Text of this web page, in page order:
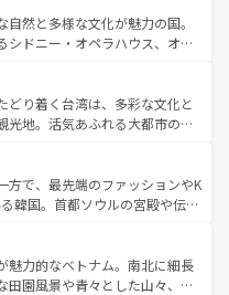
かな歴史を感じることができ
ップや列車の旅も、アメリカ
ンに輝く海をはじめ、豊かな
。「アロハスピリット」と呼ば
ドやハワイアンミュージッ
ど、すべてがハワイの魅力を彩
い発見と感動が待っているハ
然と多様な文化が魅力の国。
シドニー・オペラハウス、オー
びえるウルル（エアーズロッ
原生林やケアンズの熱帯雨林な
また、カフェやワイン、オージ
しており、サーフィンやダイ
アウトドア好きにはたまらな
な魅力を存分に味わいつくそ
どり着く台湾は、多彩な文化と
光地。活気あふれる大都市の台
る台湾東部など、都市の喧騒
おり、訪れる人に新しい発見と
また、奥深い台湾の食文化も魅
など、バラエティ豊かな料理
新着の台湾情報は コンテンツ一覧を参
方で、最先端のファッションやK
韓国。首都ソウルの宮殿や伝統
折々の自然美を楽しむことが
焼肉、絶品のストリートフード
が待っている。夜には、韓国な
魅力的なベトナム。南北に細長
田園風景や青々とした山々、世